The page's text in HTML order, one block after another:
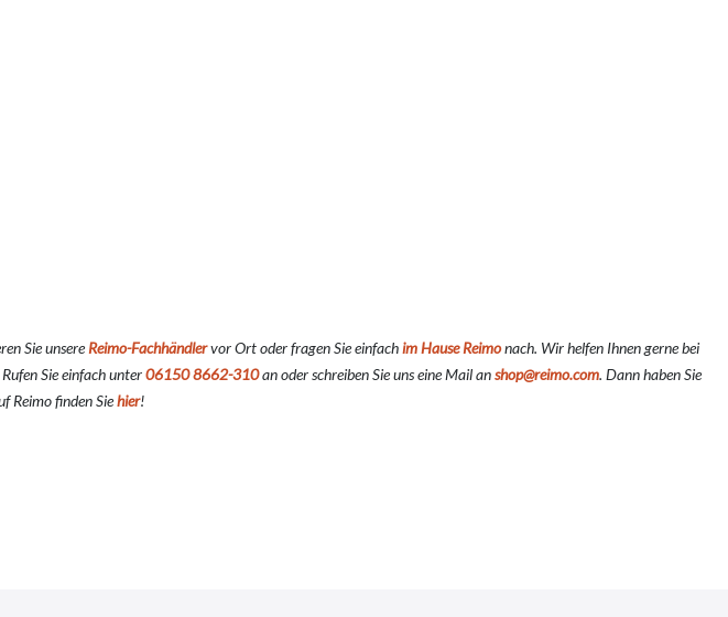
Sie unsere Reimo-Fachhändlervor Ort oder fragen Sie einfachim Hause Reimonach. Wir helfen Ihnen gerne bei
Sie einfach unter06150 8662-310an oder schreiben Sie uns eine Mail anshop@reimo.com. Dann haben Sie
Reimo finden Siehier!